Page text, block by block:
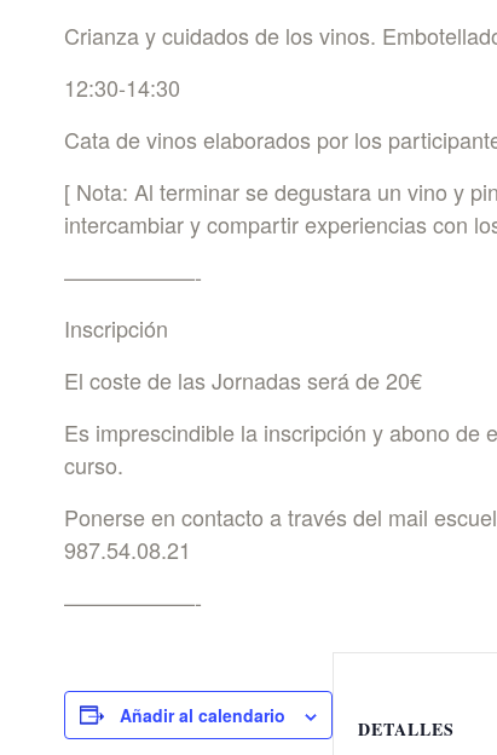
Crianza y cuidados de los vinos.
12:30-14:30
Cata de vinos elaborados por los
[ Nota: Al terminar se degustara un vino y
intercambiar y compartir experiencias con
——————-
Inscripción
El coste de las Jornadas será de 20€
Es imprescindible la inscripción y abono de
curso.
Ponerse en contacto a través del mail
987.54.08.21
——————-
Añadir al calendario
DETALLES